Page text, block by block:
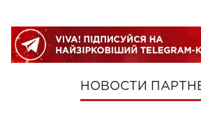
НОВОСТИ